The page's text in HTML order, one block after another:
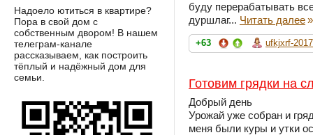
буду перерабатывать
дуршлаг... Читать далее»
+63 ufkjxrf-2017
Готовим грядки на
Добрый день
Урожай уже собран и
меня были куры и утки
Надоело ютиться в квартире?
Пора в свой дом с
собственным двором! В нашем
телеграм-канале
рассказываем, как построить
тёплый и надёжный дом для
семьи.